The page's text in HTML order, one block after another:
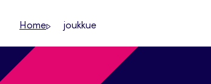
Home joukkue